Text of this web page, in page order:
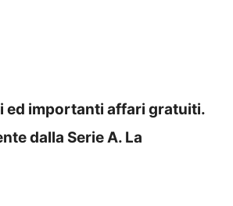
ed importanti affari gratuiti.
dalla Serie A. La